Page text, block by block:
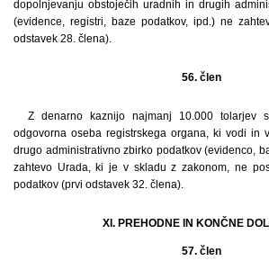
dopolnjevanju obstoječih uradnih in drugih
(evidence, registri, baze podatkov, ipd.) ne
odstavek 28. člena).
56. člen
Z denarno kaznijo najmanj 10.000 tolarjev
odgovorna oseba registrskega organa, ki vodi in
drugo administrativno zbirko podatkov (evidenco,
zahtevo Urada, ki je v skladu z zakonom, ne
podatkov (prvi odstavek 32. člena).
XI. PREHODNE IN KONČNE
57. člen